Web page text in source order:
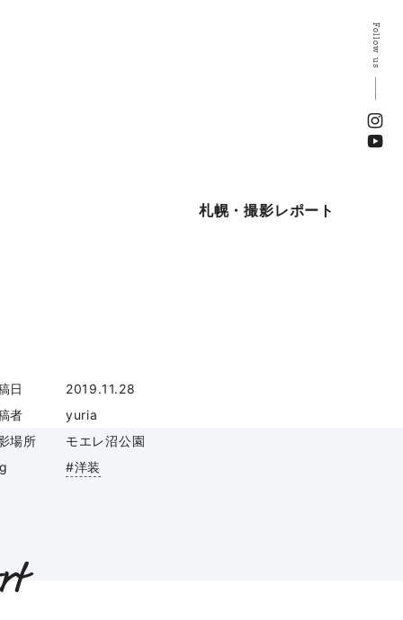
札幌・撮影レポート
Follow us
日
2019.11.28
者
yuria
場所
モエレ沼公園
#洋装